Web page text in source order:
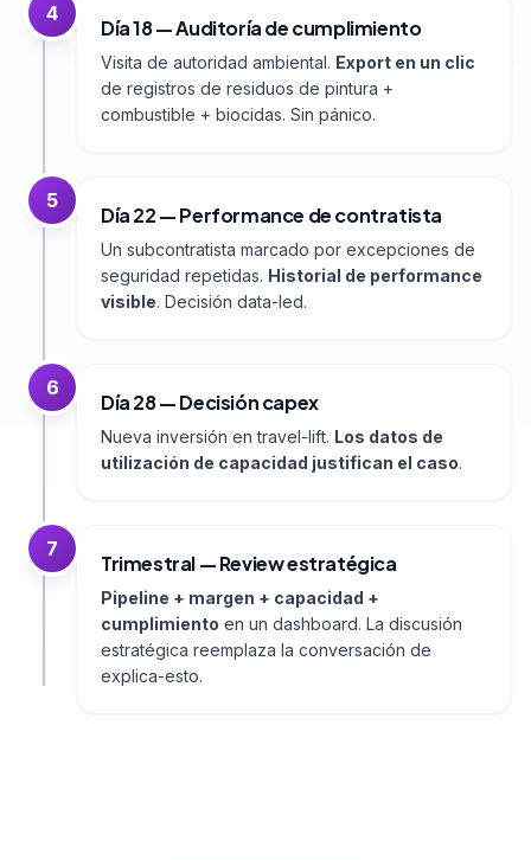
4
Día 18 — Auditoría de cumplimiento
Visita de autoridad ambiental. Export en un clic
de registros de residuos de pintura +
combustible + biocidas. Sin pánico.
5
Día 22 — Performance de contratista
Un subcontratista marcado por excepciones de
seguridad repetidas. Historial de performance
visible. Decisión data-led.
6
Día 28 — Decisión capex
Nueva inversión en travel-lift. Los datos de
utilización de capacidad justifican el caso.
7
Trimestral — Review estratégica
Pipeline + margen + capacidad +
cumplimiento en un dashboard. La discusión
estratégica reemplaza la conversación de
explica-esto.